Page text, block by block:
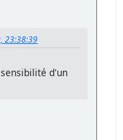
23:38:39
d'un